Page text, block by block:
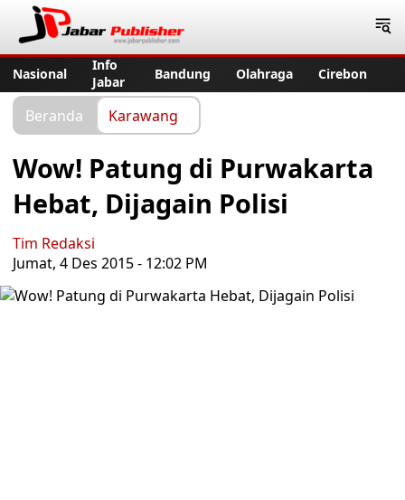
Nasional
Info
Jabar
Bandung Olahraga Cirebon
Beranda Karawang
Wow! Patung di Purwakarta
Hebat, Dijagain Polisi
Tim Redaksi
Jumat, 4 Des 2015 - 12:02 PM